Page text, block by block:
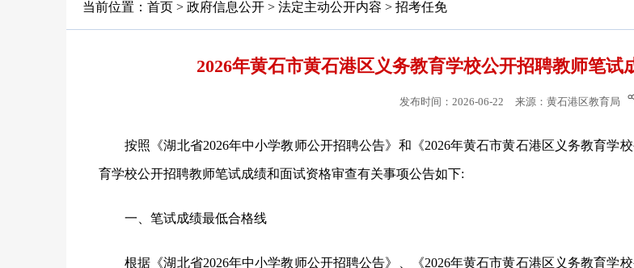
当前位置： 首页 > 政府信息公开 > 法定主动公开内容 > 招考任免
2026年黄石市黄石港区义务教育学校公开招聘教师笔
发布时间：2026-06-22 来源：黄石港区教育局
按照《湖北省2026年中小学教师公开招聘公告》和《2026年黄石市黄石港区义务教育学
育学校公开招聘教师笔试成绩和面试资格审查有关事项公告如下:
一、笔试成绩最低合格线
根据《湖北省2026年中小学教师公开招聘公告》、《2026年黄石市黄石港区义务教育学